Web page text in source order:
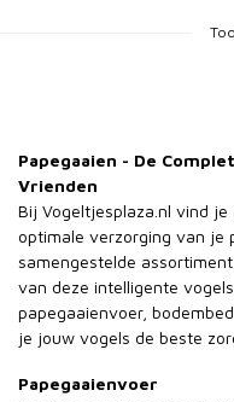
Papegaaien - De
Vrienden
Bij Vogeltjesplaza.nl vind
optimale verzorging van je
samengestelde
van deze intelligente
papegaaienvoer,
je jouw vogels de beste
Papegaaienvoer